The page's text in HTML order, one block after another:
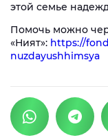
этой семье
Помочь можно
«Ният»: https://
nuzdayushhimsya